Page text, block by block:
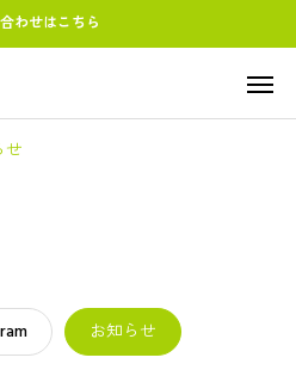
わせはこちら
せ
お知らせ